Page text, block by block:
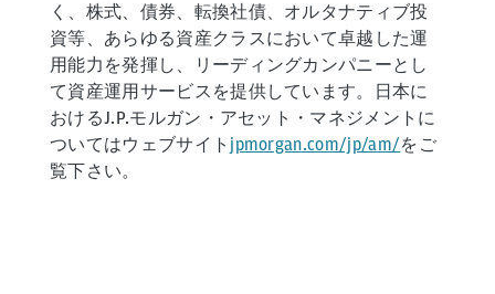
く、株式、債券、転換社債、オルタナティブ投
資等、あらゆる資産クラスにおいて卓越した運
用能力を発揮し、リーディングカンパニーとし
て資産運用サービスを提供しています。日本に
おけるJ.P.モルガン・アセット・マネジメントに
ついてはウェブサイト jpmorgan.com/jp/am/をご
覧下さい。